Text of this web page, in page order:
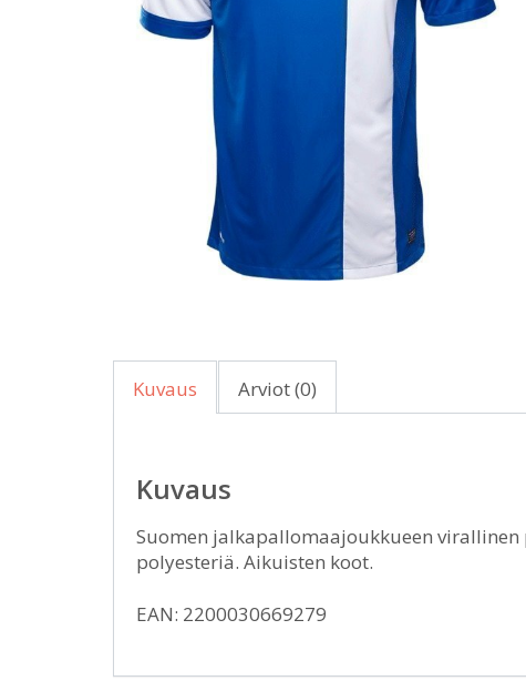
Kuvaus Arviot (0)
Kuvaus
Suomen jalkapallomaajoukkueen
polyesteriä. Aikuisten koot.
EAN: 2200030669279